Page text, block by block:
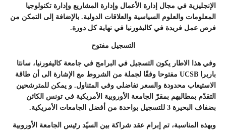
الإنجليزية في مجال إدارة الأعمال وإدارة المشاريع وإدارة تكنولوجيا
المعلومات والعلوم السياسية والعلاقات الدولية. بالإضافة إلى التمكن من
فرص عمل فريدة في كاليفورنيا في نهاية كل دورة.
التسجيل مفتوح
وفي هذا الاطار يكون التسجيل في البرامج في جامعة كاليفورنيا، سانتا
باربرا UCSB مفتوحا وفقًا لجملة من الشروط مع الإشارة الى أن طاقة
الاستيعاب محدودة والسعر تفاضلي وفي المتناول. و يمكن للمترشحين
التقدّم بمطالبهم بمقرّ الجامعة الأوروبية الأمريكية في تونس الكائن
بضفاف البحيرة 3 للتسجيل بواحدة من أفضل الجامعات الأمريكية.
وبهذه المناسبة، تم إبرام عقد شراكة بين السيّد رئيس الجامعة الأوروبية